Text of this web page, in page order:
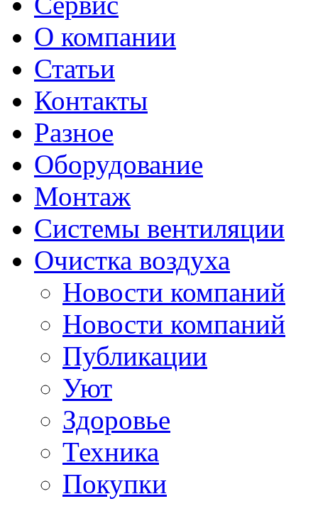
О компании
Статьи
Контакты
Разное
Оборудование
Монтаж
Системы вентиляции
Очистка воздуха
Новости компаний
Новости компаний
Публикации
Уют
Здоровье
Техника
Покупки